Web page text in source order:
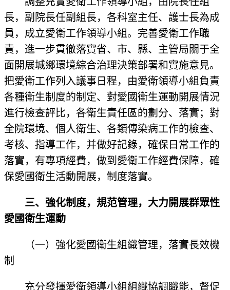
長，副院長任副組長，各科室主任、護士長為成
員，成立愛衛工作領導小組。完善愛衛工作職
責，進一步貫徹落實省、市、縣、主管局關于全
面開展城鄉環境綜合治理決策部署和實施意見。
把愛衛工作列入議事日程，由愛衛領導小組負責
各種衛生制度的制定、對愛國衛生運動開展情況
進行檢查評比，各衛生責任區的劃分、落實；對
全院環境、個人衛生、各類傳染病工作的檢查、
考核、指導工作，并做好記錄，確保日常工作的
落實，有專項經費，做到愛衛工作經費保障，確
保愛國衛生活動開展，制度落實。
三、強化制度，規范管理，大力開展群眾性
愛國衛生運動
（一）強化愛國衛生組織管理，落實長效機
制
充分發揮愛衛領導小組組織協調職能，督促